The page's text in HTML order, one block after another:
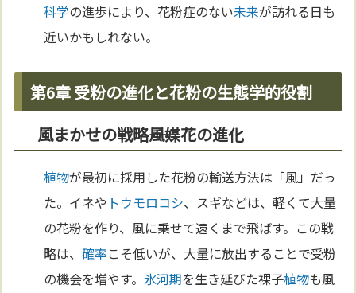
科学の進歩により、花粉症のない未来が訪れる日も
近いかもしれない。
第6章 受粉の進化と花粉の生態学的役割
風まかせの戦略――風媒花の進化
植物が最初に採用した花粉の輸送方法は「風」だっ
た。イネや トウモロコシ、スギなどは、軽くて大量
の花粉を作り、風に乗せて遠くまで飛ばす。この戦
略は、確率こそ低いが、大量に放出することで受粉
の機会を増やす。 氷河期を生き延びた裸子植物も風